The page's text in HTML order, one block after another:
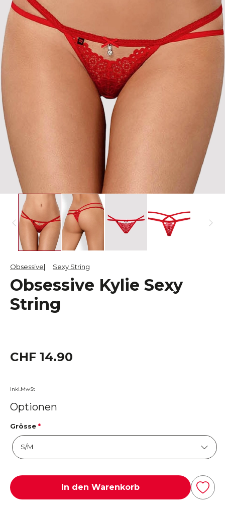
Obsessive Sexy String
Obsessive Kylie Sexy
String
CHF 14.90
Inkl.MwSt
Optionen
Grösse *
In den Warenkorb